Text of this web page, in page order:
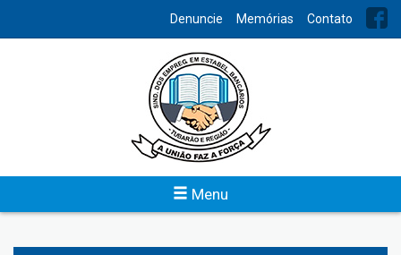
Denuncie Memórias Contato
Menu
Um sindicato atuante, bem estruturado, é a demonstração
clara de uma categoria bem organizada e unida, fortalecida
para os conflitos naturais que se estabelecem na relação entre